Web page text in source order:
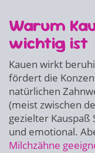
Warum
wichtig ist
Kauen wirkt
fördert die
natürlichen
(meist zwischen
gezielter Kauspaß
und emotional.
Milchzähne